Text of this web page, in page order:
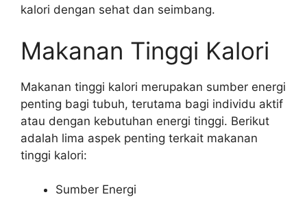
kalori dengan sehat dan seimbang.
Makanan Tinggi Kalori
Makanan tinggi kalori merupakan sumber energi
penting bagi tubuh, terutama bagi individu aktif
atau dengan kebutuhan energi tinggi. Berikut
adalah lima aspek penting terkait makanan
tinggi kalori:
Sumber Energi